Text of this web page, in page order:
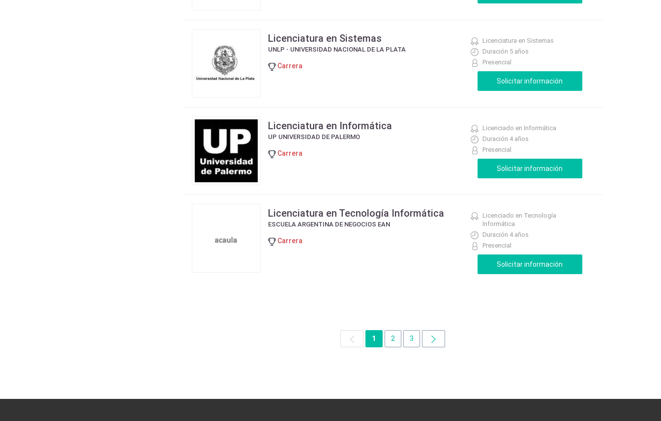
Licenciatura en Sistemas
UNLP - UNIVERSIDAD NACIONAL DE LA PLATA
Carrera
Licenciatura en Sistemas
Duración 5 años
Presencial
Licenciatura en Informática
UP UNIVERSIDAD DE PALERMO
Carrera
Licenciado en Informática
Duración 4 años
Presencial
Licenciatura en Tecnología Informática
ESCUELA ARGENTINA DE NEGOCIOS EAN
Carrera
Licenciado en Tecnología
Informática
Duración 4 años
Presencial
1 2 3